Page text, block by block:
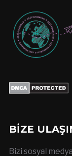
BIZE
Bizi sosyal